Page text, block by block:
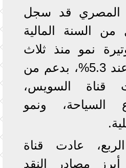
المصري قد سجل
من السنة المالية
نمو منذ ثلاث
سنوات ونصف عند 5.3%، بدعم من
قناة السويس،
السياحة، ونمو
عادت قناة
مصادر النقد